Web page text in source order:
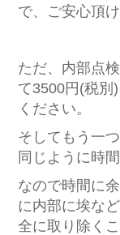
で、ご安心頂
ただ、内部点
て3500円(税別
ください。
そしてもう一
同じように時
なので時間に
に内部に埃な
全に取り除く